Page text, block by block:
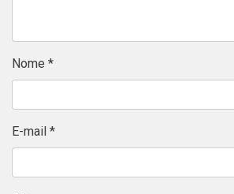
Nome *
E-mail *